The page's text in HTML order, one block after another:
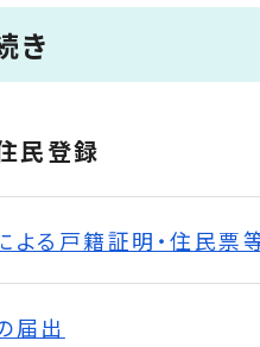
き
民登録
よる戸籍証明・住民票
届出